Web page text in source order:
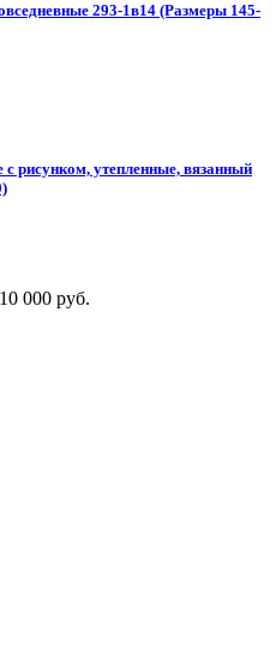
293-1в14 (Размеры 145-
рисунком, утепленные, вязанный
000 руб.